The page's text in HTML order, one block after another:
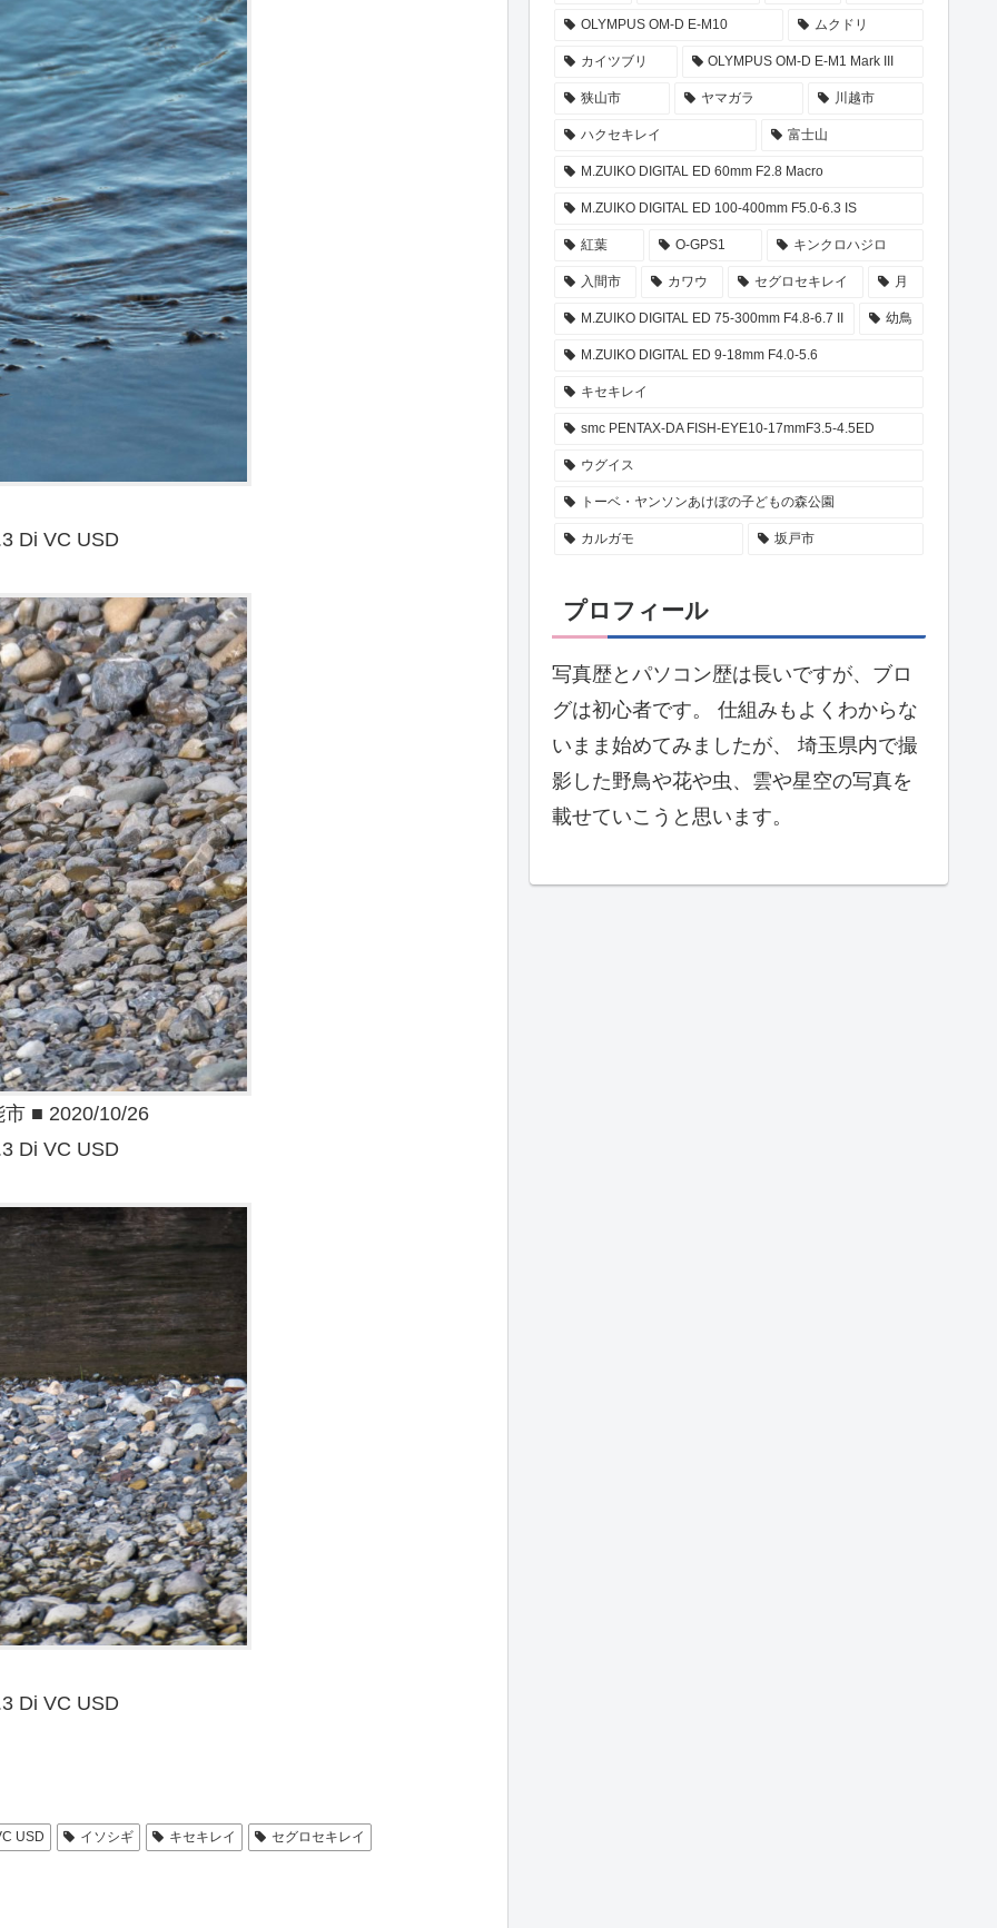
Di VC USD
■ 2020/10/26
Di VC USD
Di VC USD
USD イソシギ キセキレイ セグロセキレイ
OLYMPUS OM-D E-M10 ムクドリ
カイツブリ OLYMPUS OM-D E-M1 Mark III
狭山市 ヤマガラ 川越市
ハクセキレイ 富士山
M.ZUIKO DIGITAL ED 60mm F2.8 Macro
M.ZUIKO DIGITAL ED 100-400mm F5.0-6.3 IS
紅葉 O-GPS1 キンクロハジロ
入間市 カワウ セグロセキレイ 月
M.ZUIKO DIGITAL ED 75-300mm F4.8-6.7 II 幼鳥
M.ZUIKO DIGITAL ED 9-18mm F4.0-5.6
キセキレイ
smc PENTAX-DA FISH-EYE10-17mmF3.5-4.5ED
ウグイス
トーベ・ヤンソンあけぼの子どもの森公園
カルガモ 坂戸市
プロフィール
写真歴とパソコン歴は長いですが、ブロ
グは初心者です。 仕組みもよくわからな
いまま始めてみましたが、 埼玉県内で撮
影した野鳥や花や虫、雲や星空の写真を
載せていこうと思います。